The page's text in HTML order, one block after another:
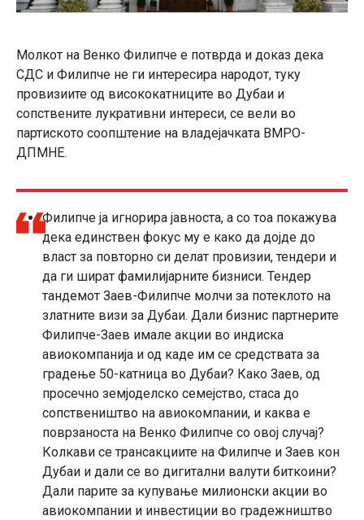
Молкот на Венко Филипче е потврда и доказ дека
СДС и Филипче не ги интересира народот, туку
провизиите од висококатниците во Дубаи и
сопствените лукративни интереси, се вели во
партиското соопштение на владејачката ВМРО-
ДПМНЕ.
Филипче ја игнорира јавноста, а со тоа покажува
дека единствен фокус му е како да дојде до
власт за повторно си делат провизии, тендери и
да ги шират фамилијарните бизниси. Тендер
тандемот Заев-Филипче молчи за потеклото на
златните визи за Дубаи. Дали бизнис партнерите
Филипче-Заев имале акции во индиска
авиокомпанија и од каде им се средствата за
градење 50-катница во Дубаи? Како Заев, од
просечно земјоделско семејство, стаса до
сопствеништво на авиокомпании, и каква е
поврзаноста на Венко Филипче со овој случај?
Колкави се трансакциите на Филипче и Заев кон
Дубаи и дали се во дигитални валути биткоини?
Дали парите за купување милионски акции во
авиокомпании и инвестиции во градежништво